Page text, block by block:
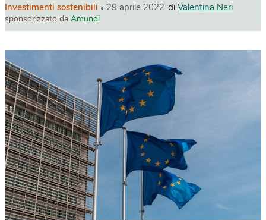
Investimenti sostenibili 29 aprile 2022 di Valentina Neri
sponsorizzato da Amundi